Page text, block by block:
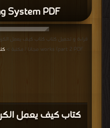
System PDF
كتاب كيف يعمل
works (part 2 PDF مجانا | مكتبة >